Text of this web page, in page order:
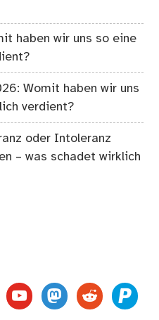
haben wir uns so eine
Womit haben wir uns
verdient?
oder Intoleranz
– was schadet wirklich
youtubemastodon
reddit paypal